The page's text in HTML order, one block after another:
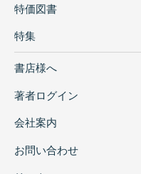
特価図書
特集
書店様へ
著者ログイン
会社案内
お問い合わせ